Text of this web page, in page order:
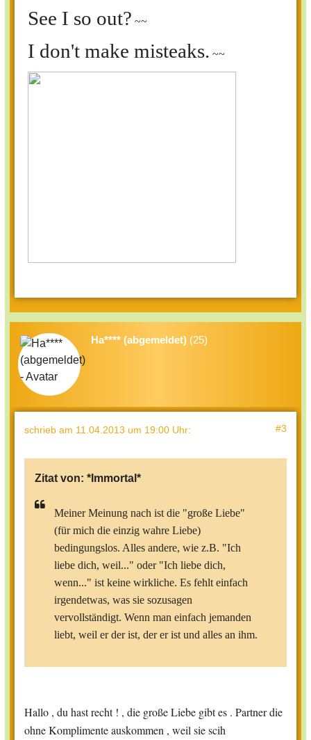
See I so out? ~~
I don't make misteaks. ~~
Ha**** (abgemeldet) (25)
schrieb am 11.04.2013 um 19:00 Uhr: #3
Zitat von: *Immortal*
Meiner Meinung nach ist die "große Liebe"
(für mich die einzig wahre Liebe)
bedingungslos. Alles andere, wie z.B. "Ich
liebe dich, weil..." oder "Ich liebe dich,
wenn..." ist keine wirkliche. Es fehlt einfach
irgendetwas, was sie sozusagen
vervollständigt. Wenn man einfach jemanden
liebt, weil er der ist, der er ist und alles an ihm.
begegnet oder immer erwidert wird. Vielleicht
klappt es z.B. auch wegen dem Partner nicht...
Hallo , du hast recht ! , die große Liebe gibt es . Partner die
ohne Komplimente auskommen , weil sie scih